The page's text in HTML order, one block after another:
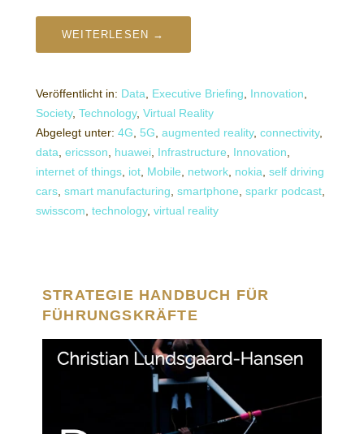
WEITERLESEN →
Veröffentlicht in: Data Executive Briefing Innovation
Society, Technology, Virtual Reality
Abgelegt unter: 4G 5G augmented reality, connectivity,
data ericsson huawei Infrastructure Innovation
internet of things iot Mobile network nokia self driving
cars smart manufacturing smartphone sparkr podcast
swisscom technology, virtual reality
STRATEGIE HANDBUCH FÜR
FÜHRUNGSKRÄFTE